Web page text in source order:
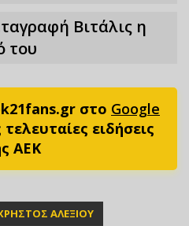
Βιτάλις η
του
στο Google
τελευταίες ειδήσεις
ΑΕΚ
ΑΛΕΞΙΟΥ